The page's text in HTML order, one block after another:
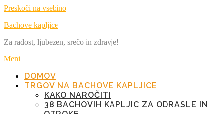
Preskoči na vsebino
Bachove kapljice
Za radost, ljubezen, srečo in zdravje!
Meni
DOMOV
TRGOVINA BACHOVE KAPLJICE
KAKO NAROČITI
38 BACHOVIH KAPLJIC ZA ODRASLE IN